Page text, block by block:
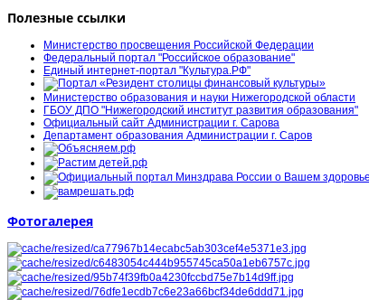
Полезные ссылки
Министерство просвещения Российской Федерации
Федеральный портал "Российское образование"
Единый интернет-портал "Культура.РФ"
Министерство образования и науки Нижегородской области
ГБОУ ДПО "Нижегородский институт развития образования"
Официальный сайт Администрации г. Сарова
Департамент образования Администрации г. Саров
Фотогалерея